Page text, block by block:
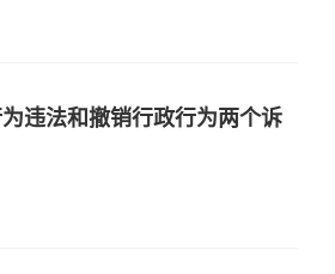
违法和撤销行政行为两个诉